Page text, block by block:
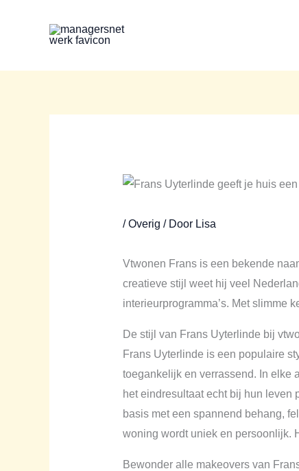
inhoud
/Overig / Door Lisa
Vtwonen Frans is een bekende
creatieve stijl weet hij veel
interieurprogramma’s. Met slimme
De stijl van Frans Uyterlinde bij
Frans Uyterlinde is een populaire
toegankelijk en verrassend. In elke
het eindresultaat echt bij hun leven
basis met een spannend behang,
woning wordt uniek en persoonlijk.
Bewonder alle makeovers van